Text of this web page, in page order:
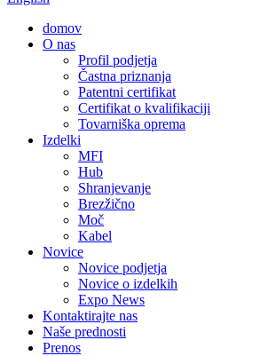
domov
O nas
Profil podjetja
Častna priznanja
Patentni certifikat
Certifikat o kvalifikaciji
Tovarniška oprema
Izdelki
MFI
Hub
Shranjevanje
Brezžično
Moč
Kabel
Novice
Novice podjetja
Novice o izdelkih
Expo News
Kontaktirajte nas
Naše prednosti
Prenos